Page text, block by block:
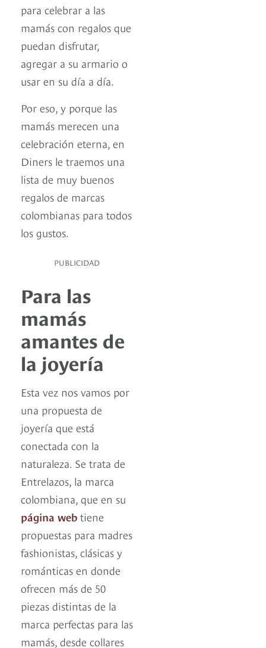
para celebrar a las
mamás con regalos que
puedan disfrutar,
agregar a su armario o
usar en su día a día.
Por eso, y porque las
mamás merecen una
celebración eterna, en
Diners le traemos una
lista de muy buenos
regalos de marcas
colombianas para todos
los gustos.
PUBLICIDAD
Para las
mamás
amantes de
la joyería
Esta vez nos vamos por
una propuesta de
joyería que está
conectada con la
naturaleza. Se trata de
Entrelazos, la marca
colombiana, que en su
página web tiene
propuestas para madres
fashionistas, clásicas y
románticas en donde
ofrecen más de 50
piezas distintas de la
marca perfectas para las
mamás, desde collares